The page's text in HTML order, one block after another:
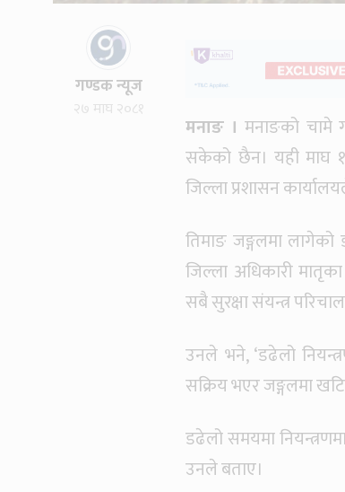
गण्डक न्यूज
२७ माघ २०८१
मनाङ । मनाङको चामे
सकेको छैन। यही माघ
जिल्ला प्रशासन
तिमाङ जङ्गलमा
जिल्ला अधिकारी
सबै सुरक्षा संयन्त्र
उनले भने, ‘डढेलो
सक्रिय भएर जङ्गलमा
डढेलो समयमा
उनले बताए।